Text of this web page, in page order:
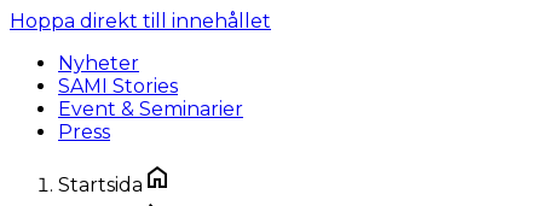
Hoppa direkt till innehållet
Nyheter
SAMI Stories
Event & Seminarier
Press
Startsida